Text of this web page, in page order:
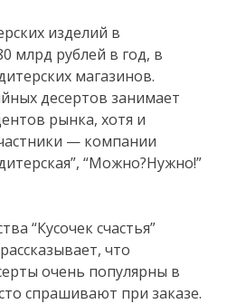
изделий в
млрд рублей в год, в
магазинов.
десертов занимает
рынка, хотя и
— компании
“Можно?Нужно!”
“Кусочек счастья”
что
очень популярны в
спрашивают при заказе.